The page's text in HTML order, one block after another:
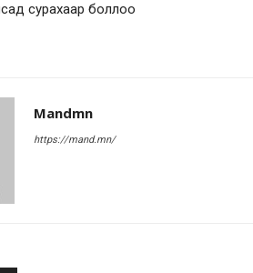
сурахаар боллоо
Mandmn
https://mand.mn/